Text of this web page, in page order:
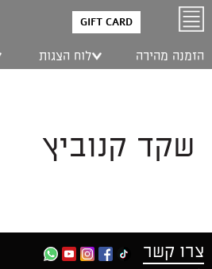
GIFT CARD
הזמנה מהירה לוח הצגות
שקד קנוביץ
צרו קשר